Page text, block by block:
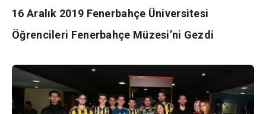
16 Aralık 2019 Fenerbahçe Üniversitesi
Öğrencileri Fenerbahçe Müzesi’ni Gezdi